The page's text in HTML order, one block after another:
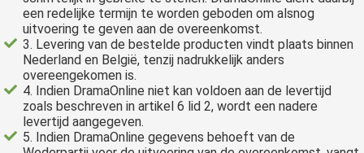
een redelijke termijn te worden geboden om alsnog
uitvoering te geven aan de overeenkomst.
3. Levering van de bestelde producten vindt plaats binnen
Nederland en België, tenzij nadrukkelijk anders
overeengekomen is.
4. Indien DramaOnline niet kan voldoen aan de levertijd
zoals beschreven in artikel 6 lid 2, wordt een nadere
levertijd aangegeven.
5. Indien DramaOnline gegevens behoeft van de